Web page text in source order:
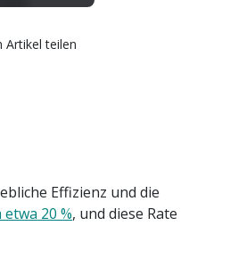
Artikel teilen
Effizienz und die
20 %, und diese Rate